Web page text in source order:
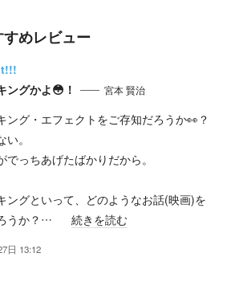
めレビュー
ングかよ😳！
宮本 賢治
ング・エフェクトをご存知だろうか👀？
。
でっちあげたばかりだから。
ングといって、どのようなお話(映画)を
うか？…
続きを読む
日 13:12